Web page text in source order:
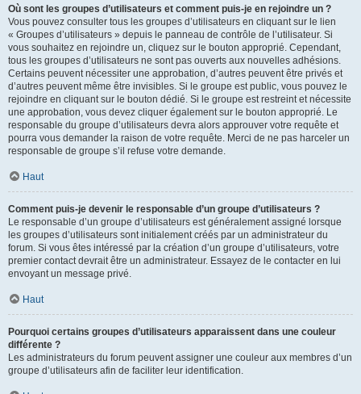
Où sont les groupes d’utilisateurs et comment puis-je en rejoindre un ?
Vous pouvez consulter tous les groupes d’utilisateurs en cliquant sur le lien
« Groupes d’utilisateurs » depuis le panneau de contrôle de l’utilisateur. Si
vous souhaitez en rejoindre un, cliquez sur le bouton approprié. Cependant,
tous les groupes d’utilisateurs ne sont pas ouverts aux nouvelles adhésions.
Certains peuvent nécessiter une approbation, d’autres peuvent être privés et
d’autres peuvent même être invisibles. Si le groupe est public, vous pouvez le
rejoindre en cliquant sur le bouton dédié. Si le groupe est restreint et nécessite
une approbation, vous devez cliquer également sur le bouton approprié. Le
responsable du groupe d’utilisateurs devra alors approuver votre requête et
pourra vous demander la raison de votre requête. Merci de ne pas harceler un
responsable de groupe s’il refuse votre demande.
Haut
Comment puis-je devenir le responsable d’un groupe d’utilisateurs ?
Le responsable d’un groupe d’utilisateurs est généralement assigné lorsque
les groupes d’utilisateurs sont initialement créés par un administrateur du
forum. Si vous êtes intéressé par la création d’un groupe d’utilisateurs, votre
premier contact devrait être un administrateur. Essayez de le contacter en lui
envoyant un message privé.
Haut
Pourquoi certains groupes d’utilisateurs apparaissent dans une couleur
différente ?
Les administrateurs du forum peuvent assigner une couleur aux membres d’un
groupe d’utilisateurs afin de faciliter leur identification.